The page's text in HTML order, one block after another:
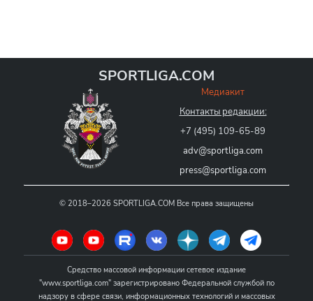
SPORTLIGA.COM
Медиакит
Контакты редакции:
+7 (495) 109-65-89
adv@sportliga.com
press@sportliga.com
© 2018–2026 SPORTLIGA.COM Все права защищены
Средство массовой информации сетевое издание
"www.sportliga.com" зарегистрировано Федеральной службой по
надзору в сфере связи, информационных технологий и массовых